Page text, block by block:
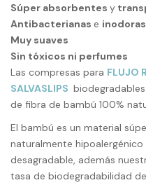
Súper absorbentes y
Antibacterianas e inodoras
Muy suaves
Sin tóxicos ni perfumes
Las compresas para FLUJO
SALVASLIPS
de fibra de bambú 100%
El bambú es un material
naturalmente
desagradable, además
tasa de biodegradabilidad